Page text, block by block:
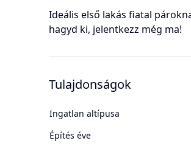
Ideális első lakás fiatal
hagyd ki, jelentkezz még ma!
Tulajdonságok
Ingatlan altípusa
Építés éve